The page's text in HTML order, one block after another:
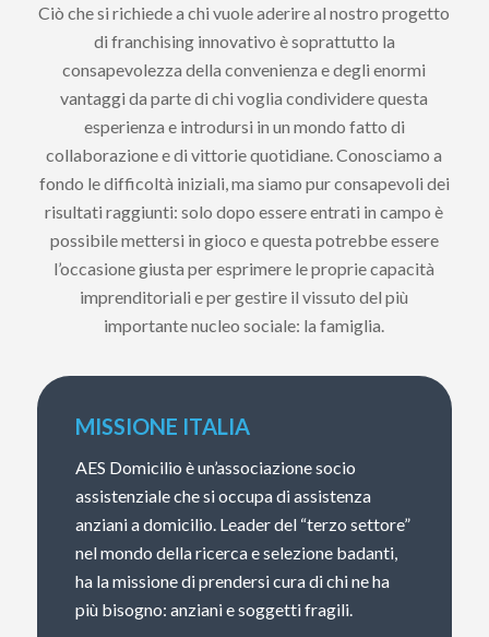
Ciò che si richiede a chi vuole aderire al nostro progetto
di franchising innovativo è soprattutto la
consapevolezza della convenienza e degli enormi
vantaggi da parte di chi voglia condividere questa
esperienza e introdursi in un mondo fatto di
collaborazione e di vittorie quotidiane. Conosciamo a
fondo le difficoltà iniziali, ma siamo pur consapevoli dei
risultati raggiunti: solo dopo essere entrati in campo è
possibile mettersi in gioco e questa potrebbe essere
l’occasione giusta per esprimere le proprie capacità
imprenditoriali e per gestire il vissuto del più
importante nucleo sociale: la famiglia.
MISSIONE ITALIA
AES Domicilio è un’associazione socio
assistenziale che si occupa di assistenza
anziani a domicilio. Leader del “terzo settore”
nel mondo della ricerca e selezione badanti,
ha la missione di prendersi cura di chi ne ha
più bisogno: anziani e soggetti fragili.